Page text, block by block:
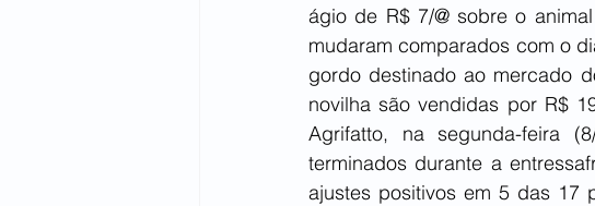
ágio de R$ 7/@ sobre o
mudaram comparados com o
gordo destinado ao mercado
novilha são vendidas por R$
Agrifatto, na segunda-feira
terminados durante a
ajustes positivos em 5 das 17